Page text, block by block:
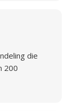
die
200